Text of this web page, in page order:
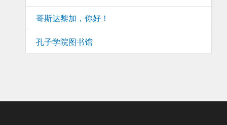
哥斯达黎加，你好！
孔子学院图书馆